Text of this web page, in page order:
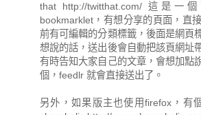
that http://twitthat.com/ 這是一
bookmarklet，有想分享的頁面，直
前有可編輯的分類標籤，後面是網頁
想說的話，送出後會自動把該頁網址
有時告知大家自己的文章，會想加點
個，feedlr 就會直接送出了。
另外，如果版主也使用firefox，有